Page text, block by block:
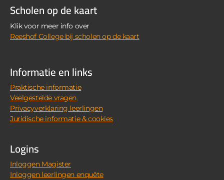
Scholen op de kaart
Klik voor meer info over
Reeshof College bij scholen op de kaart
Informatie en links
Praktische informatie
Veelgestelde vragen
Privacyverklaring leerlingen
Juridische informatie & cookies
Logins
Inloggen Magister
Inloggen leerlingen enquête